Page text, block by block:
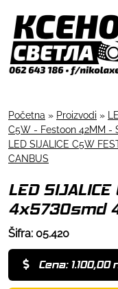
Početna » Proizvodi »
C5W - Festoon 42MM -
LED SIJALICE C5W
CANBUS
LED SIJALICE
4x5730smd
Šifra: 05.420
Cena: 1.100,00